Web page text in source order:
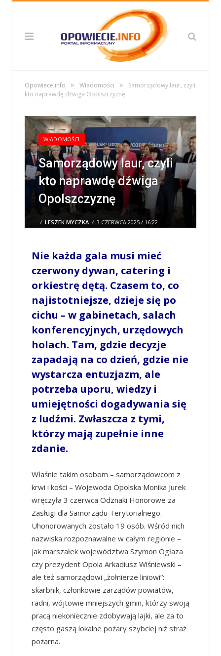
Opowiece.info » Wiadomości »
Samorządowy laur, czyli
kto naprawdę dźwiga Opolszczyznę
WIADOMOŚCI
Samorządowy laur, czyli
kto naprawdę dźwiga
Opolszczyznę
/ LESZEK MYCZKA / 3 CZERWCA 2025 / 16:22
0 COMMENTS
Nie każda gala musi mieć
czerwony dywan, catering i
orkiestrę dętą. Czasem to, co
najistotniejsze, dzieje się po
cichu – w gabinetach, salach
konferencyjnych, urzędowych
holach. Tam, gdzie decyzje
zapadają na co dzień, gdzie nie
wystarcza entuzjazm, ale
potrzeba uporu, wiedzy i
umiejętności dogadywania się
z ludźmi. Zwłaszcza z tymi,
którzy mają zupełnie inne
zdanie.
Właśnie takim osobom – samorządowcom z
krwi i kości – Wojewoda Opolska Monika Jurek
wręczyła 3 czerwca Odznaki Honorowe za
Zasługi dla Samorządu Terytorialnego.
Uhonorowanych zostało 19 osób. Wśród nich
nazwiska rozpoznawalne w całym regionie –
jak marszałek województwa Szymon Ogłaza
czy prezydent Opola Arkadiusz Wiśniewski –
ale też samorządowi „żołnierze liniowi”:
skarbnik, członkowie zarządów powiatów,
radni, wójtowie mniejszych gmin, którzy swoją
pracą niekoniecznie zdobywają lajki, ale za to
często gaszą lokalne pożary szybciej niż straż
pożarna.